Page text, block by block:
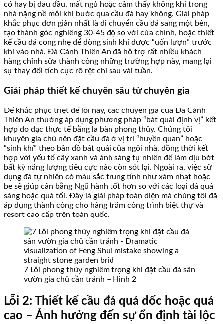
có hay bị đau đầu, mất ngủ hoặc cảm thấy không khí trong
nhà nặng nề mỗi khi bước qua cầu đá hay không. Giải pháp
khắc phục đơn giản nhất là di chuyển cầu đá sang một bên,
tạo thành góc nghiêng 30-45 độ so với cửa chính, hoặc thiết
kế cầu đá cong nhẹ để dòng sinh khí được “uốn lượn” trước
khi vào nhà. Đá Cảnh Thiên An đã hỗ trợ rất nhiều khách
hàng chỉnh sửa thành công những trường hợp này, mang lại
sự thay đổi tích cực rõ rệt chỉ sau vài tuần.
Giải pháp thiết kế chuyên sâu từ chuyên gia
Để khắc phục triệt để lỗi này, các chuyên gia của Đá Cảnh
Thiên An thường áp dụng phương pháp “bát quái định vị” kết
hợp đo đạc thực tế bằng la bàn phong thủy. Chúng tôi
khuyên gia chủ nên đặt cầu đá ở vị trí “huyền quan” hoặc
“sinh khí” theo bản đồ bát quái của ngôi nhà, đồng thời kết
hợp với yếu tố cây xanh và ánh sáng tự nhiên để làm dịu bớt
bất kỳ năng lượng tiêu cực nào còn sót lại. Ngoài ra, việc sử
dụng đá tự nhiên có màu sắc trung tính như xám nhạt hoặc
be sẽ giúp cân bằng Ngũ hành tốt hơn so với các loại đá quá
sáng hoặc quá tối. Đây là giải pháp toàn diện mà chúng tôi đã
áp dụng thành công cho hàng trăm công trình biệt thự và
resort cao cấp trên toàn quốc.
7 Lỗi phong thủy nghiêm trọng khi đặt cầu đá sân
vườn gia chủ cần tránh – Hình 2
Lỗi 2: Thiết kế cầu đá quá dốc hoặc quá
cao – Ảnh hưởng đến sự ổn định tài lộc